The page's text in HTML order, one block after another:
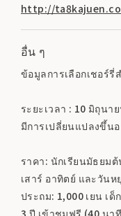
http://
อื่น ๆ
ข้อมูลการเลือกเชอร์รี่
ระยะเวลา : 10 มิถุนา
มีการเปลี่ยนแปลงขึ้น
ราคา: นักเรียนมัธยม
เสาร์ อาทิตย์ และวัน
ประถม: 1,000 เยน เด็
3 ปี เข้าชมฟรี (40 นา